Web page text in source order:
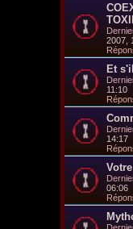
2007,
Et
11:10
14:17
06:06